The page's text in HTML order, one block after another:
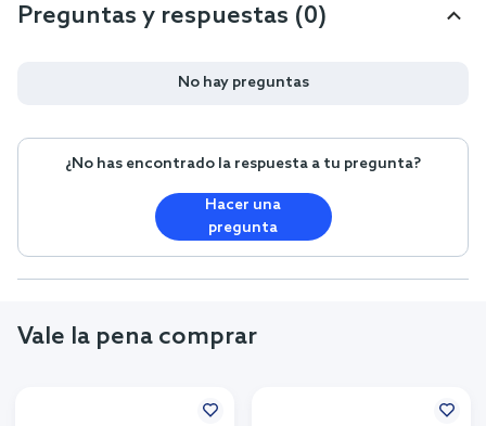
Preguntas y respuestas (0)
No hay preguntas
¿No has encontrado la respuesta a tu pregunta?
Hacer una
pregunta
Vale la pena comprar